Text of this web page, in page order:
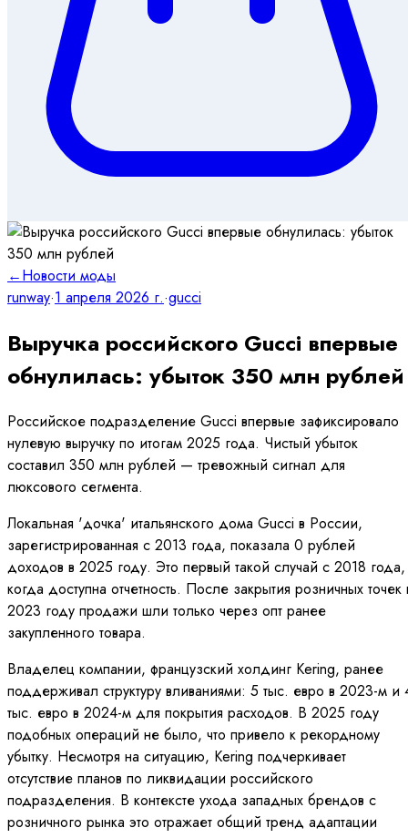
←Новости моды
runway·1 апреля 2026 г.·gucci
Выручка российского Gucci впервые
обнулилась: убыток 350 млн рублей
Российское подразделение Gucci впервые зафиксировало
нулевую выручку по итогам 2025 года. Чистый убыток
составил 350 млн рублей — тревожный сигнал для
люксового сегмента.
Локальная 'дочка' итальянского дома Gucci в России,
зарегистрированная с 2013 года, показала 0 рублей
доходов в 2025 году. Это первый такой случай с 2018 года,
когда доступна отчетность. После закрытия розничных точек
2023 году продажи шли только через опт ранее
закупленного товара.
Владелец компании, французский холдинг Kering, ранее
поддерживал структуру вливаниями: 5 тыс. евро в 2023-м и
тыс. евро в 2024-м для покрытия расходов. В 2025 году
подобных операций не было, что привело к рекордному
убытку. Несмотря на ситуацию, Kering подчеркивает
отсутствие планов по ликвидации российского
подразделения. В контексте ухода западных брендов с
розничного рынка это отражает общий тренд адаптации